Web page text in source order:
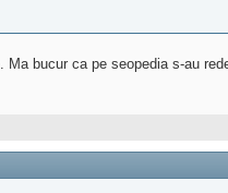
bucur ca pe seopedia s-au